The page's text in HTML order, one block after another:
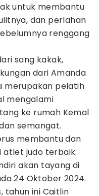
untuk membantu
dan perlahan
renggang
sang kakak,
dari Amanda
merupakan pelatih
mengalami
ke rumah Kemal
semangat.
membantu dan
atlet judo terbaik.
akan tayang di
24 Oktober 2024.
tahun ini Caitlin